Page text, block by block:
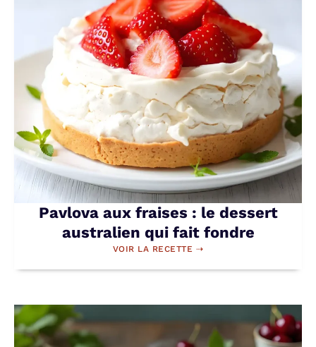
Pavlova aux fraises : le dessert
australien qui fait fondre
VOIR LA RECETTE ⇢